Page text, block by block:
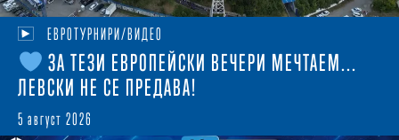
ЕВРОТУРНИРИ/ВИДЕО
ЗА ТЕЗИ ЕВРОПЕЙСКИ ВЕЧЕРИ МЕЧТАЕМ...
ЛЕВСКИ НЕ СЕ ПРЕДАВА!
5 август 2026